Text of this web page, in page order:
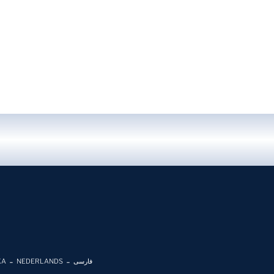
NEDERLANDS فارسی